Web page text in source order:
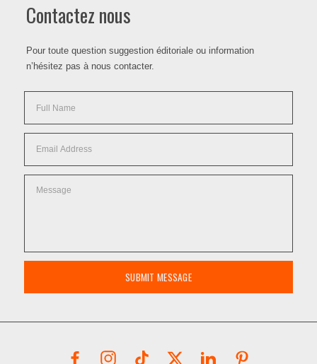
Contactez nous
Pour toute question suggestion éditoriale ou information
n’hésitez pas à nous contacter.
SUBMIT MESSAGE